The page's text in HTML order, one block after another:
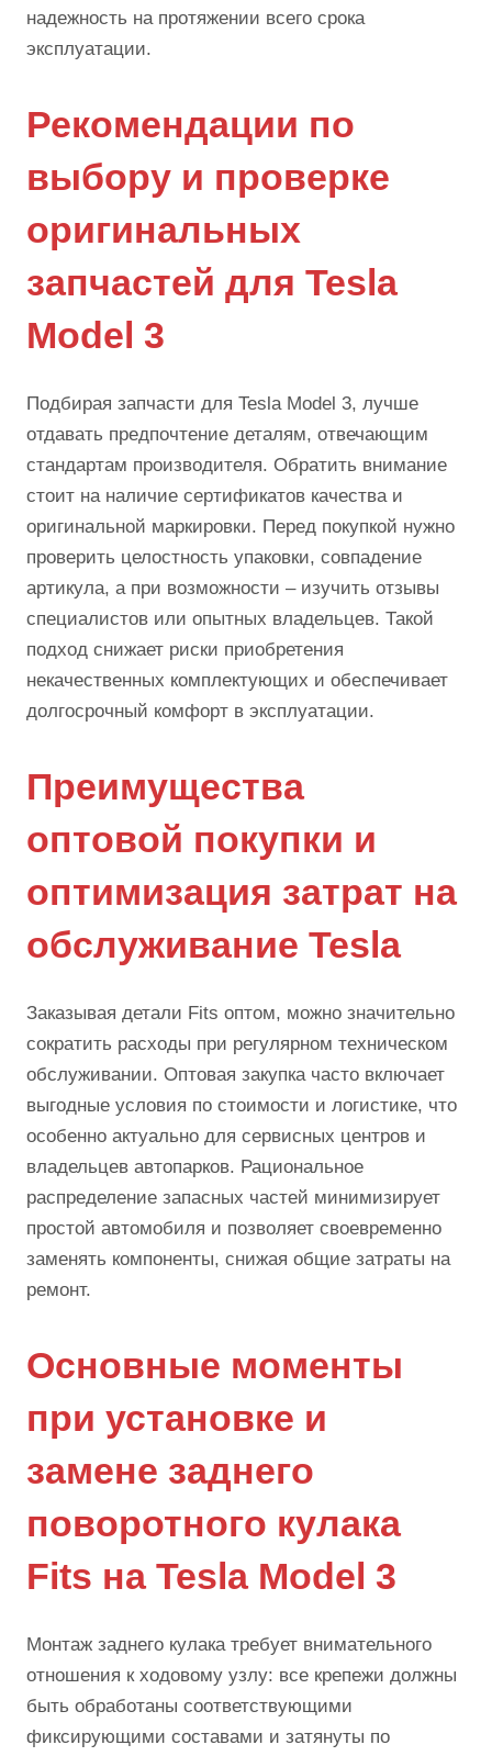
надежность на протяжении всего срока
эксплуатации.
Рекомендации по
выбору и проверке
оригинальных
запчастей для Tesla
Model 3
Подбирая запчасти для Tesla Model 3, лучше
отдавать предпочтение деталям, отвечающим
стандартам производителя. Обратить внимание
стоит на наличие сертификатов качества и
оригинальной маркировки. Перед покупкой нужно
проверить целостность упаковки, совпадение
артикула, а при возможности – изучить отзывы
специалистов или опытных владельцев. Такой
подход снижает риски приобретения
некачественных комплектующих и обеспечивает
долгосрочный комфорт в эксплуатации.
Преимущества
оптовой покупки и
оптимизация затрат на
обслуживание Tesla
Заказывая детали Fits оптом, можно значительно
сократить расходы при регулярном техническом
обслуживании. Оптовая закупка часто включает
выгодные условия по стоимости и логистике, что
особенно актуально для сервисных центров и
владельцев автопарков. Рациональное
распределение запасных частей минимизирует
простой автомобиля и позволяет своевременно
заменять компоненты, снижая общие затраты на
ремонт.
Основные моменты
при установке и
замене заднего
поворотного кулака
Fits на Tesla Model 3
Монтаж заднего кулака требует внимательного
отношения к ходовому узлу: все крепежи должны
быть обработаны соответствующими
фиксирующими составами и затянуты по